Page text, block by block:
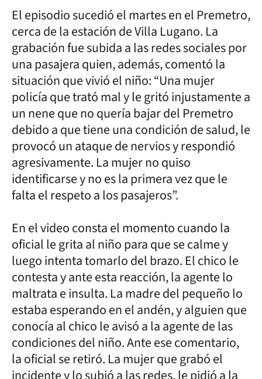
El episodio sucedió el martes en el Premetro,
cerca de la estación de Villa Lugano. La
grabación fue subida a las redes sociales por
una pasajera quien, además, comentó la
situación que vivió el niño: “Una mujer
policía que trató mal y le gritó injustamente a
un nene que no quería bajar del Premetro
debido a que tiene una condición de salud, le
provocó un ataque de nervios y respondió
agresivamente. La mujer no quiso
identificarse y no es la primera vez que le
falta el respeto a los pasajeros”.
En el video consta el momento cuando la
oficial le grita al niño para que se calme y
luego intenta tomarlo del brazo. El chico le
contesta y ante esta reacción, la agente lo
maltrata e insulta. La madre del pequeño lo
estaba esperando en el andén, y alguien que
conocía al chico le avisó a la agente de las
condiciones del niño. Ante ese comentario,
la oficial se retiró. La mujer que grabó el